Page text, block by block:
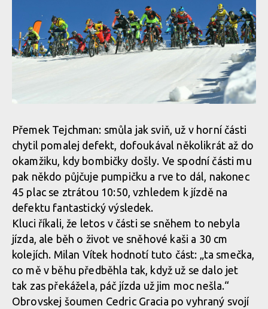
Přemek Tejchman: smůla jak sviň, už v horní části
chytil pomalej defekt, dofoukával několikrát až do
okamžiku, kdy bombičky došly. Ve spodní části mu
pak někdo půjčuje pumpičku a rve to dál, nakonec
45 plac se ztrátou 10:50, vzhledem k jízdě na
defektu fantastický výsledek.
Kluci říkali, že letos v části se sněhem to nebyla
jízda, ale běh o život ve sněhové kaši a 30 cm
kolejích. Milan Vítek hodnotí tuto část: „ta smečka,
co mě v běhu předběhla tak, když už se dalo jet
tak zas překážela, páč jízda už jim moc nešla.“
Obrovskej šoumen Cedric Gracia po vyhraný svojí